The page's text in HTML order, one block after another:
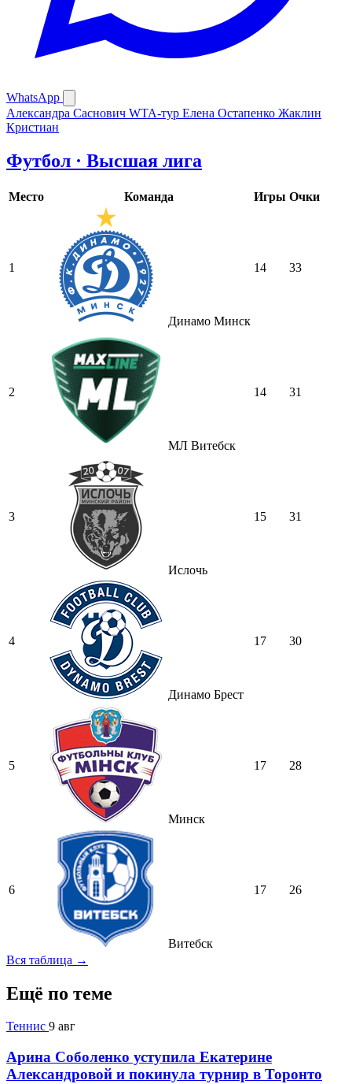
WhatsApp
Александра Саснович WTA-тур Елена Остапенко Жаклин
Кристиан
Футбол · Высшая лига
Место Команда Игры Очки
1
Динамо Минск
14 33
2
МЛ Витебск
14 31
3
Ислочь
15 31
4
Динамо Брест
17 30
5
Минск
17 28
6
Витебск
17 26
Вся таблица →
Ещё по теме
Теннис 9 авг
Арина Соболенко уступила Екатерине
Александровой и покинула турнир в Торонто